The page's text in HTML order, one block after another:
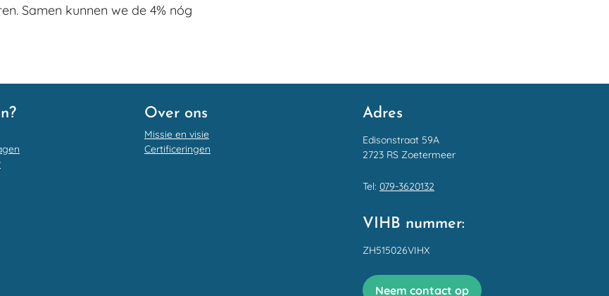
Samen kunnen we de 4% nóg
Over ons
Missie en visie
Certificeringen
Adres
Edisonstraat 59A
2723 RS Zoetermeer
Tel: 079-3620132
VIHB nummer:
ZH515026VIHX
Neem contact op